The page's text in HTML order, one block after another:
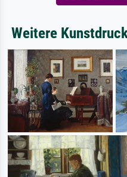
Weitere